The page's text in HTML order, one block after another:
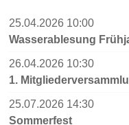
25.04.2026 10:00
Wasserablesung
26.04.2026 10:30
1.
25.07.2026 14:30
Sommerfest